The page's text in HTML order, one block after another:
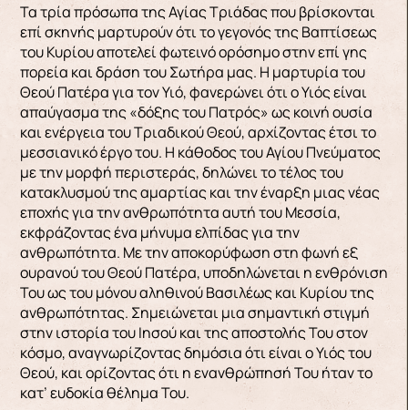
Τα τρία πρόσωπα της Αγίας Τριάδας που βρίσκονται
επί σκηνής μαρτυρούν ότι το γεγονός της Βαπτίσεως
του Κυρίου αποτελεί φωτεινό ορόσημο στην επί γης
πορεία και δράση του Σωτήρα μας. Η μαρτυρία του
Θεού Πατέρα για τον Υιό, φανερώνει ότι ο Υιός είναι
απαύγασμα της «δόξης του Πατρός» ως κοινή ουσία
και ενέργεια του Τριαδικού Θεού, αρχίζοντας έτσι το
μεσσιανικό έργο του. Η κάθοδος του Αγίου Πνεύματος
με την μορφή περιστεράς, δηλώνει το τέλος του
κατακλυσμού της αμαρτίας και την έναρξη μιας νέας
εποχής για την ανθρωπότητα αυτή του Μεσσία,
εκφράζοντας ένα μήνυμα ελπίδας για την
ανθρωπότητα. Με την αποκορύφωση στη φωνή εξ
ουρανού του Θεού Πατέρα, υποδηλώνεται η ενθρόνιση
Του ως του μόνου αληθινού Βασιλέως και Κυρίου της
ανθρωπότητας. Σημειώνεται μια σημαντική στιγμή
στην ιστορία του Ιησού και της αποστολής Του στον
κόσμο, αναγνωρίζοντας δημόσια ότι είναι ο Υιός του
Θεού, και ορίζοντας ότι η ενανθρώπησή Του ήταν το
κατ’ ευδοκία θέλημα Του.